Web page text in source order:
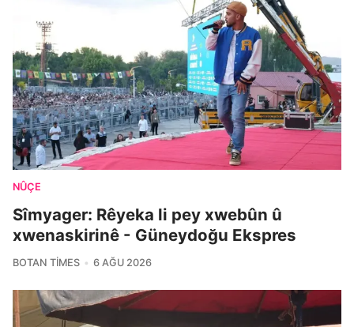
NÛÇE
Sîmyager: Rêyeka li pey xwebûn û
xwenaskirinê - Güneydoğu Ekspres
BOTAN TIMES 6 AĞU 2026